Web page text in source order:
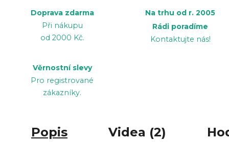
Doprava zdarma
Při nákupu
od 2000 Kč.
Na trhu od r. 2005
Rádi poradíme
Kontaktujte nás!
Věrnostní slevy
Pro registrované
zákazníky.
Popis Videa (2)